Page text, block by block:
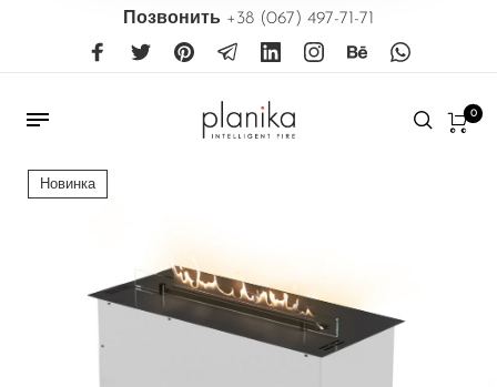
Позвонить +38 (067) 497-71-71
0
Новинка